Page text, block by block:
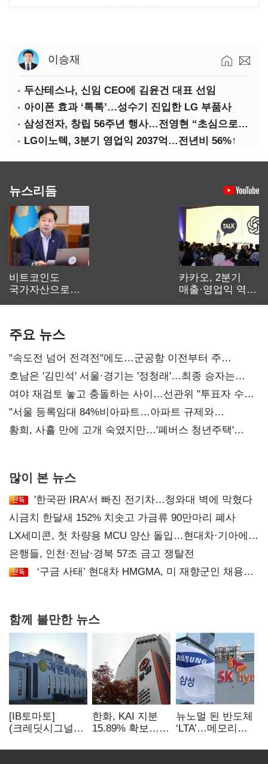
이승재
두산테스나, 신임 CEO에 김윤건 대표 선임
아이폰 효과 ‘톡톡’…성수기 진입한 LG 부품사
삼성전자, 창립 56주년 행사…전영현 “초심으로 경쟁력 회복해야”
LG이노텍, 3분기 영업익 2037억…전년비 56%↑
뉴스리듬
비트코인도
국가자산으로…'
카카오, 2분기
매출·영업익 역대
주요 뉴스
"속도전 넘어 전격전"에도…군공항 이전부터 주
52시간까지 '뇌관'
호남은 '김민석' 서울·경기는 '정청래'…최종 승자는
'안갯속'
여야 재검토 놓고 충돌하는 사이…선관위 "투표자 수
오차 당연"
"서울 등록임대 84%비아파트…아파트 규제와
달리해야"
황희, 사흘 만에 고개 숙였지만…'폐버스 청년주택'
많이 본 뉴스
'한국판 IRA'서 빠진 전기차…청와대 벽에 막혔다
시금치 한달새 152% 치솟고 가금류 90만마리 폐사
LX세미콘, 첫 차량용 MCU 양산 돌입…현대차·기아에
공급
은행들, 인천·전남·경북 57조 금고 쟁탈전
‘구금 사태’ 현대차 HMGMA, 미 재향군인 채용
함께 볼만한 뉴스
[IB토마토]
(크레딧시그널)
데이터센터 타고
한화, KAI 지분
15.89% 확보…
신청 예정
뉴노멀 된 반도체
‘LTA’…메모리
54조 선불 계약